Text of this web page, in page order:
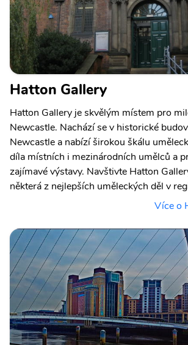
Hatton Gallery
Hatton Gallery je skvělým místem pro
Newcastle. Nachází se v historické
Newcastle a nabízí širokou škálu
díla místních i mezinárodních umělců a
zajímavé výstavy. Navštivte Hatton
některá z nejlepších uměleckých děl v
Více o